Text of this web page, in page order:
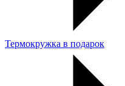
Термокружка в подарок